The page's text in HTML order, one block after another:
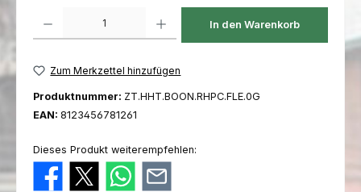
In den Warenkorb
Zum Merkzettel hinzufügen
Produktnummer: ZT.HHT.BOON.RHPC.FLE.0G
EAN: 8123456781261
Dieses Produkt weiterempfehlen: